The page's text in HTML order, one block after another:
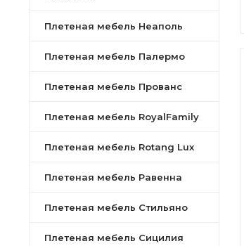
Плетеная мебель Неаполь
Плетеная мебель Палермо
Плетеная мебель Прованс
Плетеная мебель RoyalFamily
Плетеная мебель Rotang Lux
Плетеная мебель Равенна
Плетеная мебель Стильяно
Плетеная мебель Сицилия